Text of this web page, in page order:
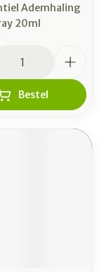
Ademhaling
20ml
Bestel